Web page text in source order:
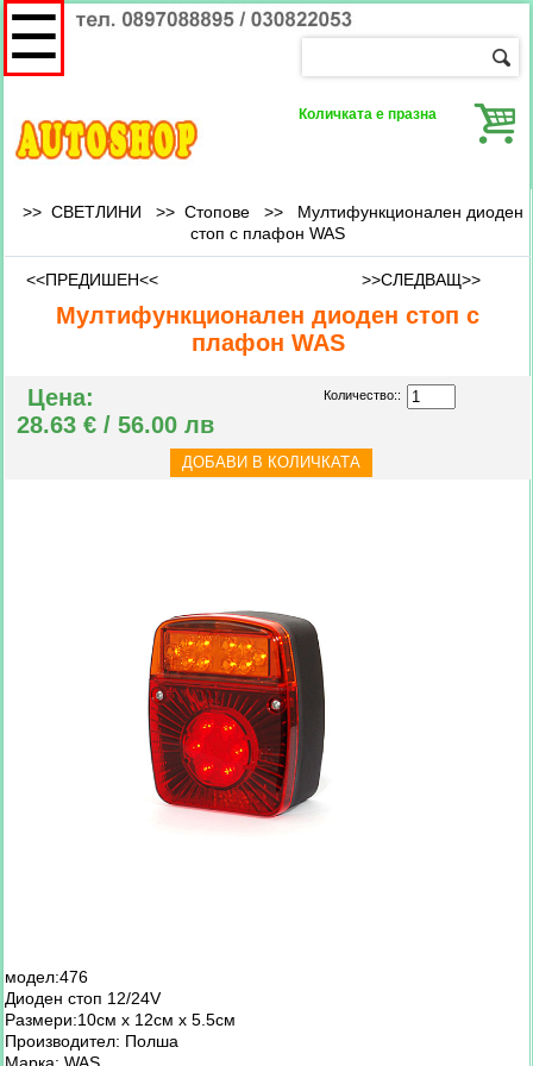
Количката е празна
☰
>> СВЕТЛИНИ >> Стопове>> Мултифункционален диоден
стоп с плафон WAS
<<ПРЕДИШЕН<< >>СЛЕДВАЩ>>
Мултифункционален диоден стоп с
плафон WAS
Цена:
28.63 € / 56.00 лв
Количество::
модел:476
Диоден стоп 12/24V
Размери:10см х 12см х 5.5см
Производител: Полша